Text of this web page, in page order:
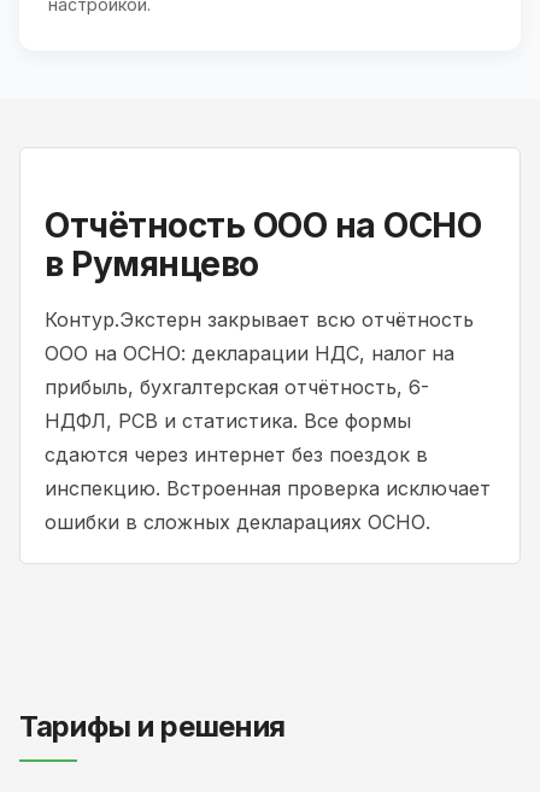
Отчётность ООО на ОСНО
в Румянцево
Контур.Экстерн закрывает всю отчётность
ООО на ОСНО: декларации НДС, налог на
прибыль, бухгалтерская отчётность, 6-
НДФЛ, РСВ и статистика. Все формы
сдаются через интернет без поездок в
инспекцию. Встроенная проверка исключает
ошибки в сложных декларациях ОСНО.
Тарифы и решения